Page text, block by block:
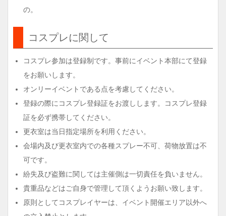
の。
コスプレに関して
コスプレ参加は登録制です。事前にイベント本部にて登録
をお願いします。
オンリーイベントである点を考慮してください。
登録の際にコスプレ登録証をお渡しします。コスプレ登録
証を必ず携帯してください。
更衣室は当日指定場所を利用ください。
会場内及び更衣室内での各種スプレー不可、荷物放置は不
可です。
紛失及び盗難に関しては主催側は一切責任を負いません。
貴重品などはご自身で管理して頂くようお願い致します。
原則としてコスプレイヤーは、イベント開催エリア以外へ